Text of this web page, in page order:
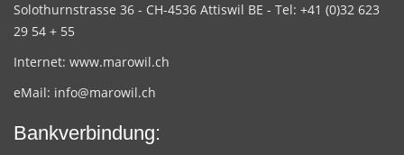
Solothurnstrasse 36 - CH-4536 Attiswil BE - Tel: +41 (0)32 623
29 54 + 55
Internet: www.marowil.ch
eMail: info@marowil.ch
Bankverbindung: